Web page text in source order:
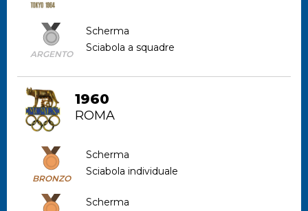
ARGENTO
Scherma
Sciabola a squadre
1960
ROMA
BRONZO
Scherma
Sciabola individuale
Scherma